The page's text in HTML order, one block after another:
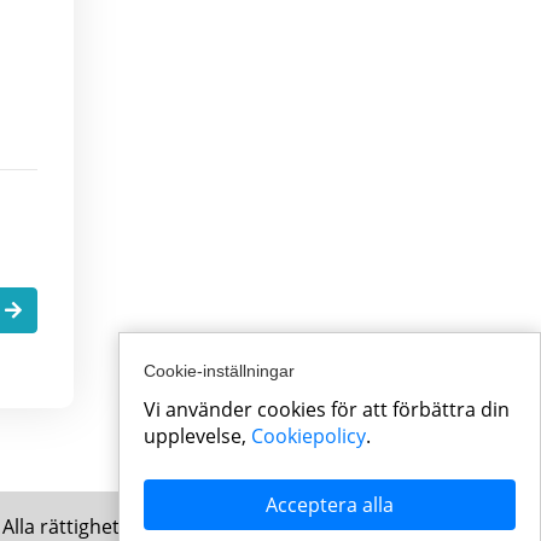
Alla rättigheter förbehållna
Cookie-inställningar
Vi använder cookies för att förbättra din
upplevelse, Cookiepolicy.
Acceptera alla